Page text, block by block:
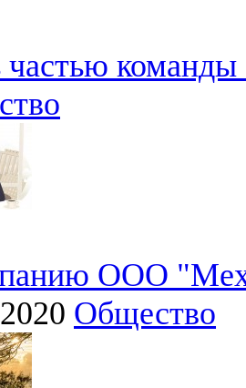
частью
ООО
Общество